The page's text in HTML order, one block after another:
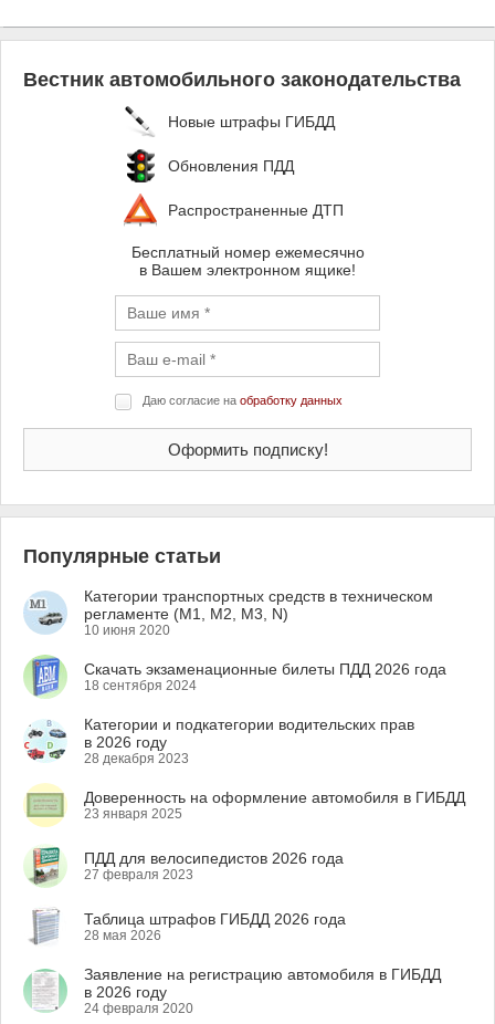
Вестник автомобильного законодательства
Новые штрафы ГИБДД
Обновления ПДД
Распространенные ДТП
Бесплатный номер ежемесячно
в Вашем электронном ящике!
Даю согласие на обработку данных
Популярные статьи
Категории транспортных средств в техническом
регламенте (M1, M2, M3, N)
10 июня 2020
Скачать экзаменационные билеты ПДД 2026 года
18 сентября 2024
Категории и подкатегории водительских прав
в 2026 году
28 декабря 2023
Доверенность на оформление автомобиля в ГИБДД
23 января 2025
ПДД для велосипедистов 2026 года
27 февраля 2023
Таблица штрафов ГИБДД 2026 года
28 мая 2026
Заявление на регистрацию автомобиля в ГИБДД
в 2026 году
24 февраля 2020